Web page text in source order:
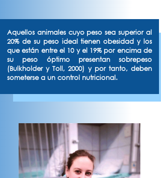
Aquellos animales cuyo peso sea superior al
20% de su peso ideal tienen obesidad y los
que están entre el 10 y el 19% por encima de
su peso óptimo presentan sobrepeso
(Bulkholder y Toll, 2000) y por tanto, deben
someterse a un control nutricional.